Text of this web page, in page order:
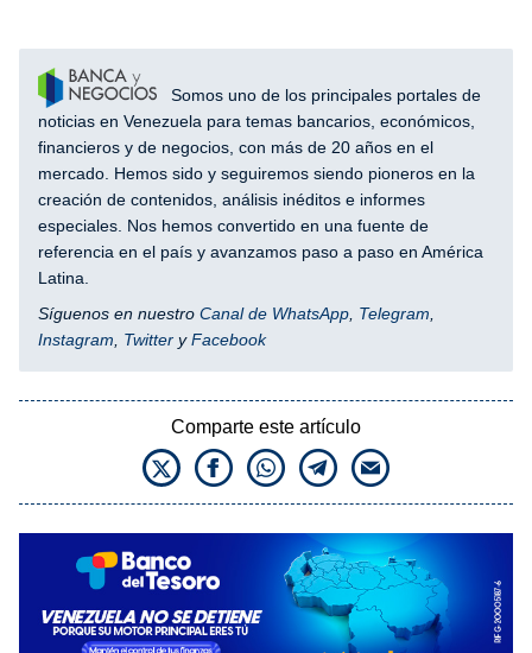
Somos uno de los principales portales de
noticias en Venezuela para temas bancarios, económicos,
financieros y de negocios, con más de 20 años en el
mercado. Hemos sido y seguiremos siendo pioneros en la
creación de contenidos, análisis inéditos e informes
especiales. Nos hemos convertido en una fuente de
referencia en el país y avanzamos paso a paso en América
Latina.
Síguenos en nuestro Canal de WhatsApp Telegram
Instagram
Twitter yFacebook
Comparte este artículo